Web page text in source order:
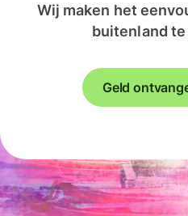
Wij maken het
buitenland
Geld